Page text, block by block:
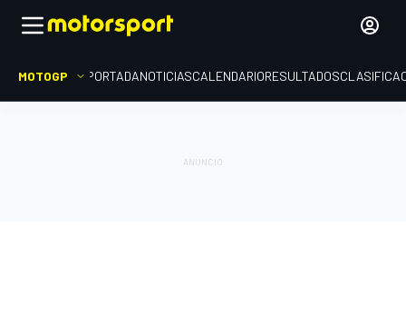
MOTOGP PORTADANOTICIASCALENDARIORESULTADOS